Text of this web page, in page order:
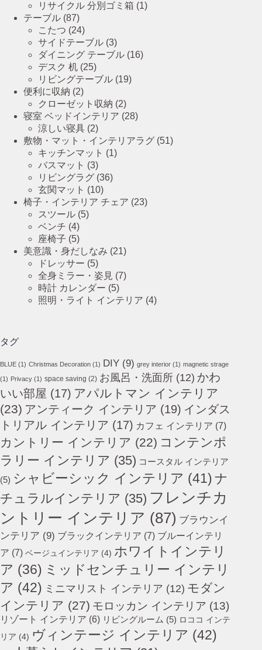
リサイクル 分別ゴミ箱 (1)
テーブル (87)
こたつ (24)
サイドテーブル (3)
ダイニング テーブル (16)
デスク 机 (25)
リビングテーブル (19)
便利に収納 (2)
クローゼット収納 (2)
寝室 ベッドインテリア (28)
涼しい寝具 (2)
敷物・マット・インテリアラグ (51)
キッチンマット (1)
バスマット (3)
リビングラグ (36)
玄関マット (10)
椅子・インテリア チェア (23)
スツール (5)
ベンチ (4)
座椅子 (5)
美意識・身だしなみ (21)
ドレッサー (5)
全身ミラー・姿見 (7)
時計 カレンダー (5)
照明・ライト インテリア (4)
タグ
BLUE (1) Christmas Decoration (1) DIY (9) grey interior (1) magnetic strage
(1) Privacy (1) space saving (2) お風呂・洗面所 (12) かわ
いい部屋 (17) アパルトマン インテリア
(23) アンティーク インテリア (19) インダス
トリアル インテリア (17) カフェ インテリア (7)
カントリー インテリア (22) コンテンポ
ラリー インテリア (35) コースタル インテリア
(5) シャビーシック インテリア (41) ナ
チュラルインテリア (35) フレンチカ
ントリー インテリア (87) ブラウンイ
ンテリア (9) ブラックインテリア (7) ブルーインテリ
ア (7) ベージュインテリア (4) ホワイトインテリ
ア (36) ミッドセンチュリー インテリ
ア (42) ミニマリスト インテリア (12) モダン
インテリア (27) モロッカン インテリア (13)
リゾート インテリア (6) リビングルーム (5) ロココ インテ
リア (4) ヴィンテージ インテリア (42)